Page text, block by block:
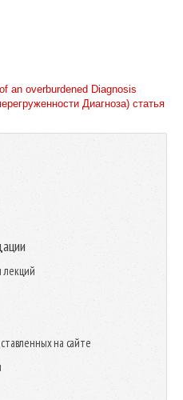
an overburdened Diagnosis
Диагноза) статья
лекций
на сайте